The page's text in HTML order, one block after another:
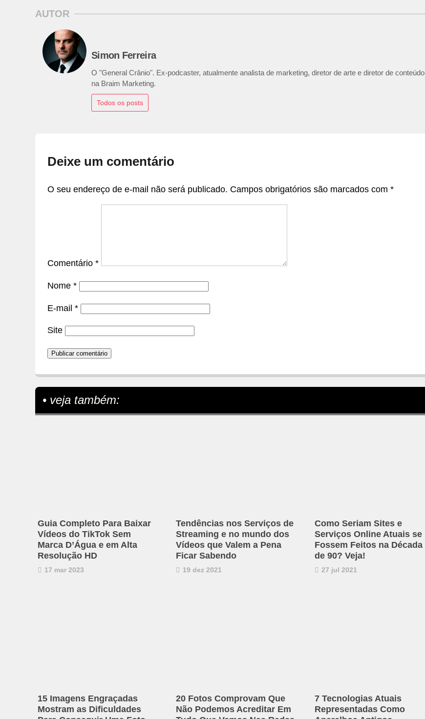
AUTOR
Simon Ferreira
O "General Crânio". Ex-podcaster, atualmente analista de marketing, diretor de arte e diretor de conteúdo
na Braim Marketing.
Todos os posts
Deixe um comentário
O seu endereço de e-mail não será publicado. Campos obrigatórios são marcados com *
Comentário *
Nome *
E-mail *
Site
• veja também:
Guia Completo Para Baixar
Vídeos do TikTok Sem
Marca D’Água e em Alta
Resolução HD
17 mar 2023
Tendências nos Serviços de
Streaming e no mundo dos
Vídeos que Valem a Pena
Ficar Sabendo
19 dez 2021
Como Seriam Sites e
Serviços Online Atuais se
Fossem Feitos na Década
de 90? Veja!
27 jul 2021
15 Imagens Engraçadas
Mostram as Dificuldades
20 Fotos Comprovam Que
Não Podemos Acreditar Em
7 Tecnologias Atuais
Representadas Como